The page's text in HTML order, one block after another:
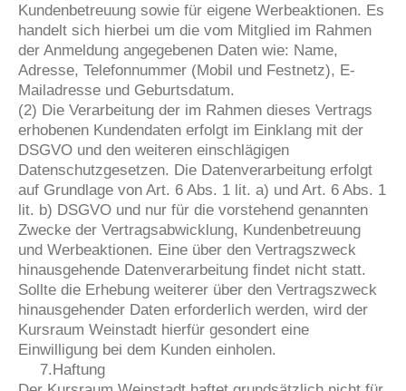
Kundenbetreuung sowie für eigene Werbeaktionen. Es
handelt sich hierbei um die vom Mitglied im Rahmen
der Anmeldung angegebenen Daten wie: Name,
Adresse, Telefonnummer (Mobil und Festnetz), E-
Mailadresse und Geburtsdatum.
(2) Die Verarbeitung der im Rahmen dieses Vertrags
erhobenen Kundendaten erfolgt im Einklang mit der
DSGVO und den weiteren einschlägigen
Datenschutzgesetzen. Die Datenverarbeitung erfolgt
auf Grundlage von Art. 6 Abs. 1 lit. a) und Art. 6 Abs. 1
lit. b) DSGVO und nur für die vorstehend genannten
Zwecke der Vertragsabwicklung, Kundenbetreuung
und Werbeaktionen. Eine über den Vertragszweck
hinausgehende Datenverarbeitung findet nicht statt.
Sollte die Erhebung weiterer über den Vertragszweck
hinausgehender Daten erforderlich werden, wird der
Kursraum Weinstadt hierfür gesondert eine
Einwilligung bei dem Kunden einholen.
7.Haftung